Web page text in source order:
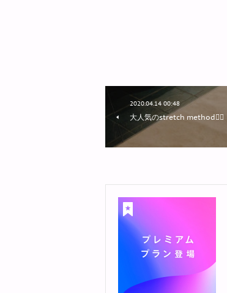
2020.04.14 00:48
大人気のstretch method🧘‍♀️